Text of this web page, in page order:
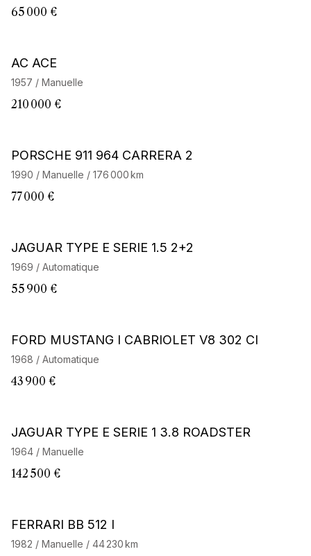
65 000 €
Barnes Exclusive
AC ACE
1957 / Manuelle
210 000 €
PORSCHE 911 964 CARRERA 2
1990 / Manuelle / 176 000 km
77 000 €
JAGUAR TYPE E SERIE 1.5 2+2
1969 / Automatique
55 900 €
FORD MUSTANG I CABRIOLET V8 302 CI
1968 / Automatique
43 900 €
Barnes Exclusive
JAGUAR TYPE E SERIE 1 3.8 ROADSTER
1964 / Manuelle
142 500 €
Barnes Exclusive
FERRARI BB 512 I
1982 / Manuelle / 44 230 km